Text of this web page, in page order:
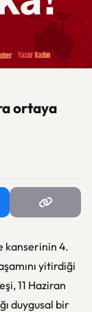
ortaya
kanserinin 4.
yitirdiği
11 Haziran
duygusal bir